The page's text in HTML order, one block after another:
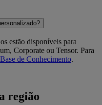
estão disponíveis para
Corporate ou Tensor. Para
Base de Conhecimento.
região